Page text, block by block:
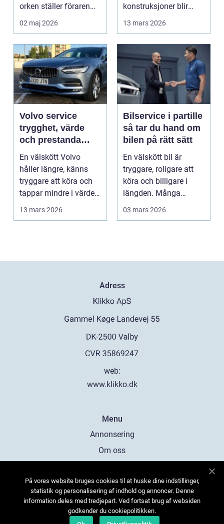
orken ställer föraren
inför ett val...
02 maj 2026
konstruksjoner blir
bygget, og...
13 mars 2026
Volvo service
trygghet, värde
och prestanda
över tid
En välskött Volvo
håller längre, känns
tryggare att köra och
tappar mindre i värde.
Många bilägare v...
13 mars 2026
Bilservice i partille
så tar du hand om
bilen på rätt sätt
En välskött bil är
tryggare, roligare att
köra och billigare i
längden. Många
väntar ändå för länge
03 mars 2026
Adress
web:
www.klikko.dk
Menu
Annonsering
Om oss
Kontakta oss
Sitemap
På vores website bruges cookies til at huske dine indstillinger,
statistik og personalisering af indhold og annoncer. Denne
information deles med tredjepart. Ved fortsat brug af websiden
godkender du cookiepolitikken.